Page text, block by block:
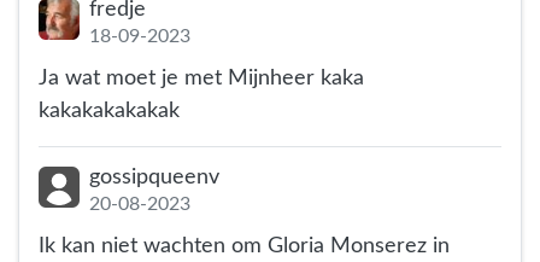
fredje
18-09-2023
Ja wat moet je met Mijnheer kaka
kakakakakakak
gossipqueenv
20-08-2023
Ik kan niet wachten om Gloria Monserez in